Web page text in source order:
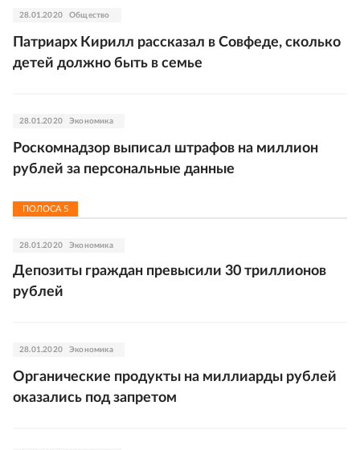
28.01.2020 Общество
Патриарх Кирилл рассказал в Совфеде, сколько
детей должно быть в семье
28.01.2020 Экономика
Роскомнадзор выписал штрафов на миллион
рублей за персональные данные
ПОЛОСА 5
28.01.2020 Экономика
Депозиты граждан превысили 30 триллионов
рублей
28.01.2020 Экономика
Органические продукты на миллиарды рублей
оказались под запретом